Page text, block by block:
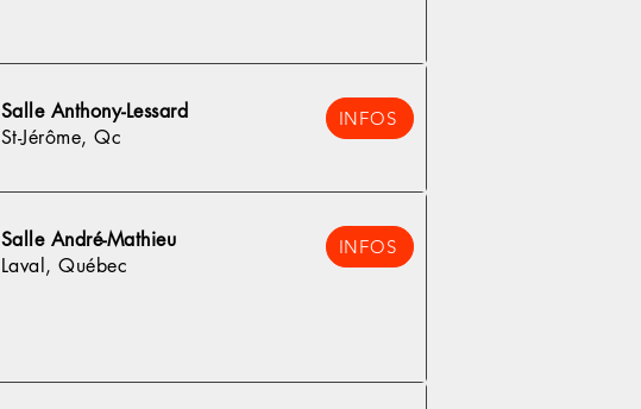
Salle Anthony-Lessard
St-Jérôme, Qc
INFOS
Salle André-Mathieu
Laval, Québec
INFOS